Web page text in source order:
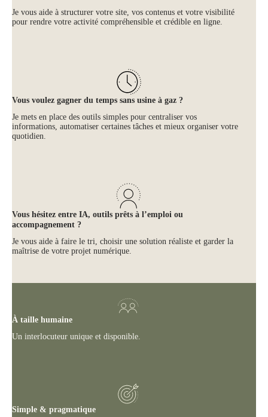
Je vous aide à structurer votre site, vos contenus et votre visibilité
pour rendre votre activité compréhensible et crédible en ligne.
Vous voulez gagner du temps sans usine à gaz ?
Je mets en place des outils simples pour centraliser vos
informations, automatiser certaines tâches et mieux organiser votre
quotidien.
Vous hésitez entre IA, outils prêts à l’emploi ou
accompagnement ?
Je vous aide à faire le tri, choisir une solution réaliste et garder la
maîtrise de votre projet numérique.
À taille humaine
Un interlocuteur unique et disponible.
Simple & pragmatique